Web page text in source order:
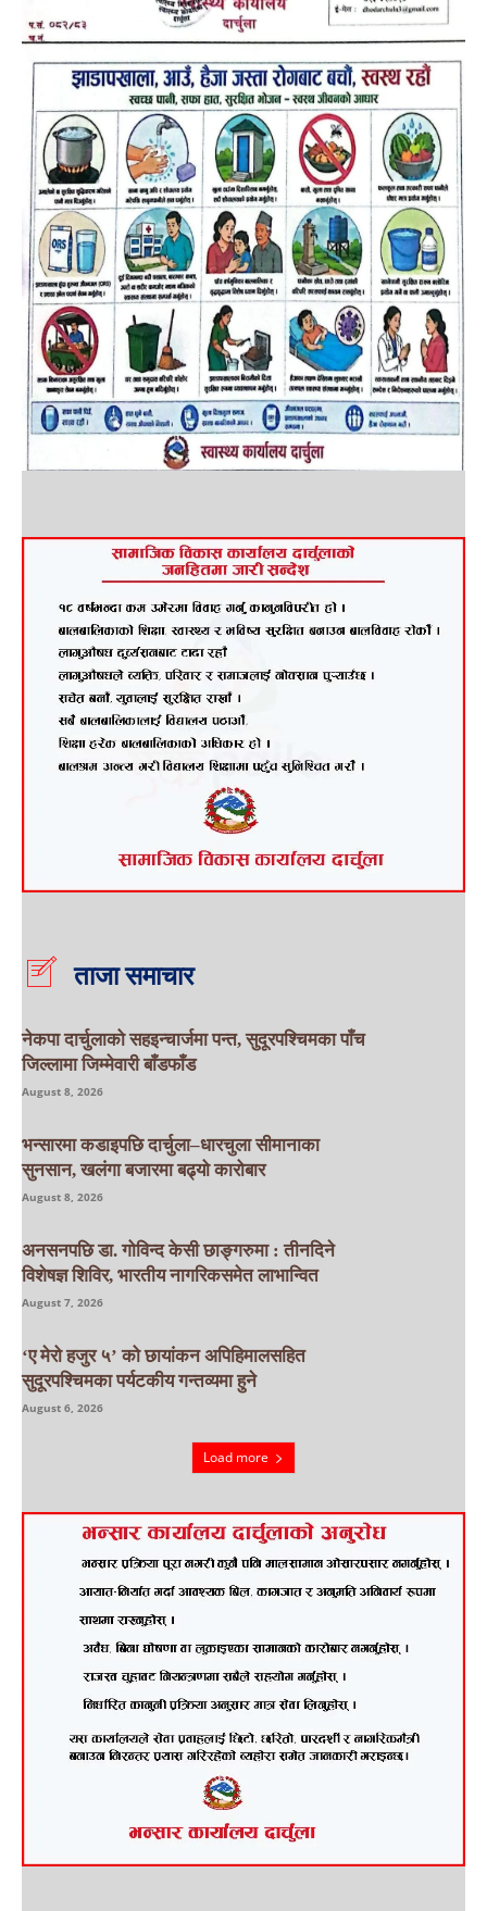
ताजा समाचार
नेकपा दार्चुलाको सहइन्चार्जमा पन्त, सुदूरपश्चिमका पाँच
जिल्लामा जिम्मेवारी बाँडफाँड
August 8, 2026
भन्सारमा कडाइपछि दार्चुला–धारचुला सीमानाका
सुनसान, खलंगा बजारमा बढ्यो कारोबार
August 8, 2026
अनसनपछि डा. गोविन्द केसी छाङ्गरुमा : तीनदिने
विशेषज्ञ शिविर, भारतीय नागरिकसमेत लाभान्वित
August 7, 2026
‘ए मेरो हजुर ५’ को छायांकन अपिहिमालसहित
सुदूरपश्चिमका पर्यटकीय गन्तव्यमा हुने
August 6, 2026
Load more